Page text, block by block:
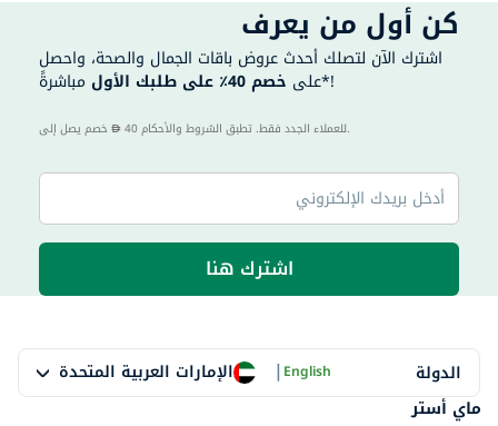
كن أول من يعرف
اشترك الآن لتصلك أحدث عروض باقات الجمال والصحة، واحصل
على خصم 40٪ على طلبك الأول مباشرةً*!
40 للعملاء الجدد فقط. تطبق الشروط والأحكام.
اشترك هنا
الدولة الإمارات العربية المتحدة |English
ماي أستر